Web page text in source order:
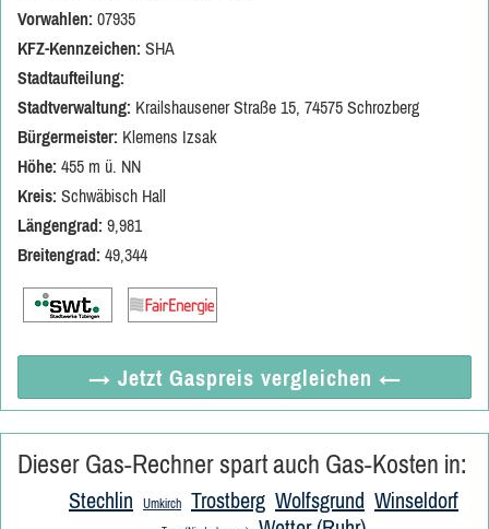
Vorwahlen: 07935
KFZ-Kennzeichen: SHA
Stadtaufteilung:
Stadtverwaltung: Krailshausener Straße 15, 74575 Schrozberg
Bürgermeister: Klemens Izsak
Höhe: 455 m ü. NN
Kreis: Schwäbisch Hall
Längengrad: 9,981
Breitengrad: 49,344
→ Jetzt Gaspreis vergleichen ←
Dieser Gas-Rechner spart auch Gas-Kosten in:
Stechlin Umkirch Trostberg Wolfsgrund Winseldorf